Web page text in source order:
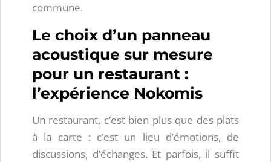
commune.
Le choix d’un panneau
acoustique sur mesure
pour un restaurant :
l’expérience Nokomis
Un restaurant, c’est bien plus que des plats
à la carte : c’est un lieu d’émotions, de
discussions, d’échanges. Et parfois, il suffit